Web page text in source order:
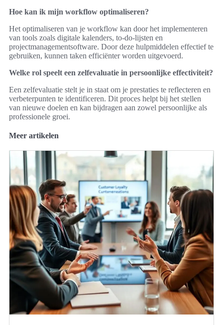
Hoe kan ik mijn workflow optimaliseren?
Het optimaliseren van je workflow kan door het implementeren
van tools zoals digitale kalenders, to-do-lijsten en
projectmanagementsoftware. Door deze hulpmiddelen effectief te
gebruiken, kunnen taken efficiënter worden uitgevoerd.
Welke rol speelt een zelfevaluatie in persoonlijke effectiviteit?
Een zelfevaluatie stelt je in staat om je prestaties te reflecteren en
verbeterpunten te identificeren. Dit proces helpt bij het stellen
van nieuwe doelen en kan bijdragen aan zowel persoonlijke als
professionele groei.
Meer artikelen